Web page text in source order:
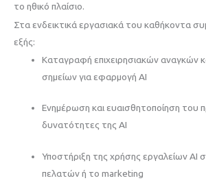
το ηθικό πλαίσιο.
Στα ενδεικτικά εργασιακά του καθήκοντα
εξής:
Καταγραφή επιχειρησιακών αναγκών
σημείων για εφαρμογή AI
Ενημέρωση και ευαισθητοποίηση του
δυνατότητες της AI
Υποστήριξη της χρήσης εργαλείων AI
πελατών ή το marketing